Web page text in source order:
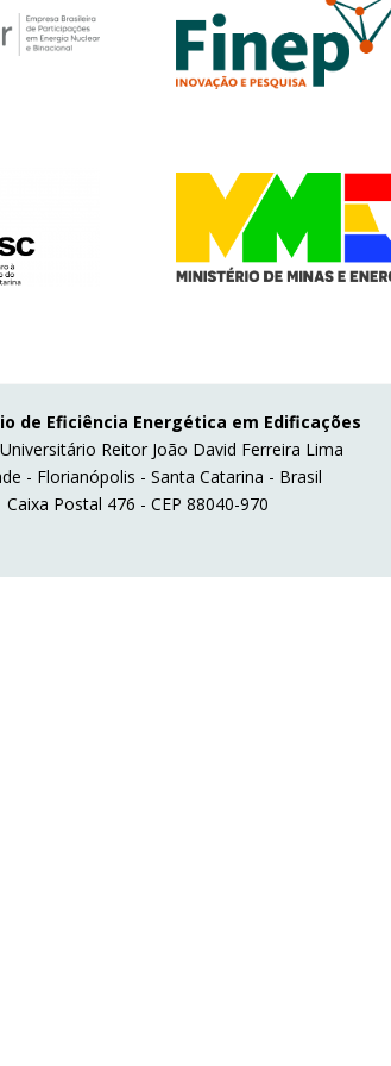
de Eficiência Energética em Edificações
Reitor João David Ferreira Lima
- Florianópolis - Santa Catarina - Brasil
Caixa Postal 476 - CEP 88040-970